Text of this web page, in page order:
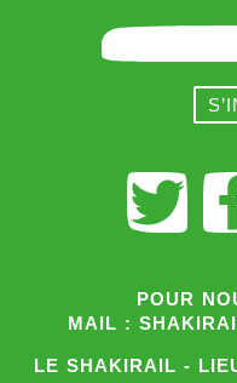
POUR
MAIL :
LE SHAKIRAIL -